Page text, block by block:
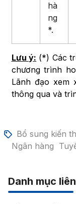
hà
ng
*.
Lưu ý: (*) Các
chương trình
Lãnh đạo xem
thông qua và
Bổ sung kiến
Ngân hàng
Danh mục